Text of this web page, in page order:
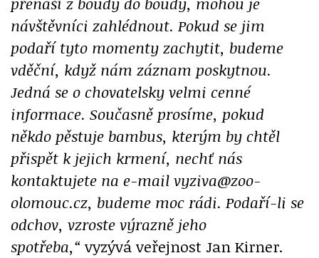
návštěvníci zahlédnout. Pokud se jim
podaří tyto momenty zachytit, budeme
vděční, když nám záznam poskytnou.
Jedná se o chovatelsky velmi cenné
informace. Současně prosíme, pokud
někdo pěstuje bambus, kterým by chtěl
přispět k jejich krmení, nechť nás
kontaktujete na e-mail vyziva@zoo-
olomouc.cz, budeme moc rádi. Podaří-li se
odchov, vzroste výrazně jeho
spotřeba,“ vyzývá veřejnost Jan Kirner.